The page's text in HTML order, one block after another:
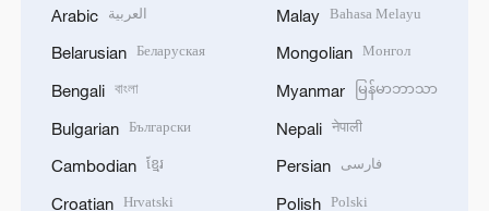
Arabic العربية
Belarusian Беларуская
Bengali বাংলা
Bulgarian Български
Cambodian ខ្មែរ
Croatian Hrvatski
Malay Bahasa Melayu
Mongolian Монгол
Myanmar မြန်မာဘာသာ
Nepali नेपाली
Persian فارسی
Polish Polski